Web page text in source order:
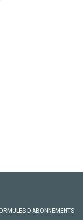
D'ABONNEMENTS